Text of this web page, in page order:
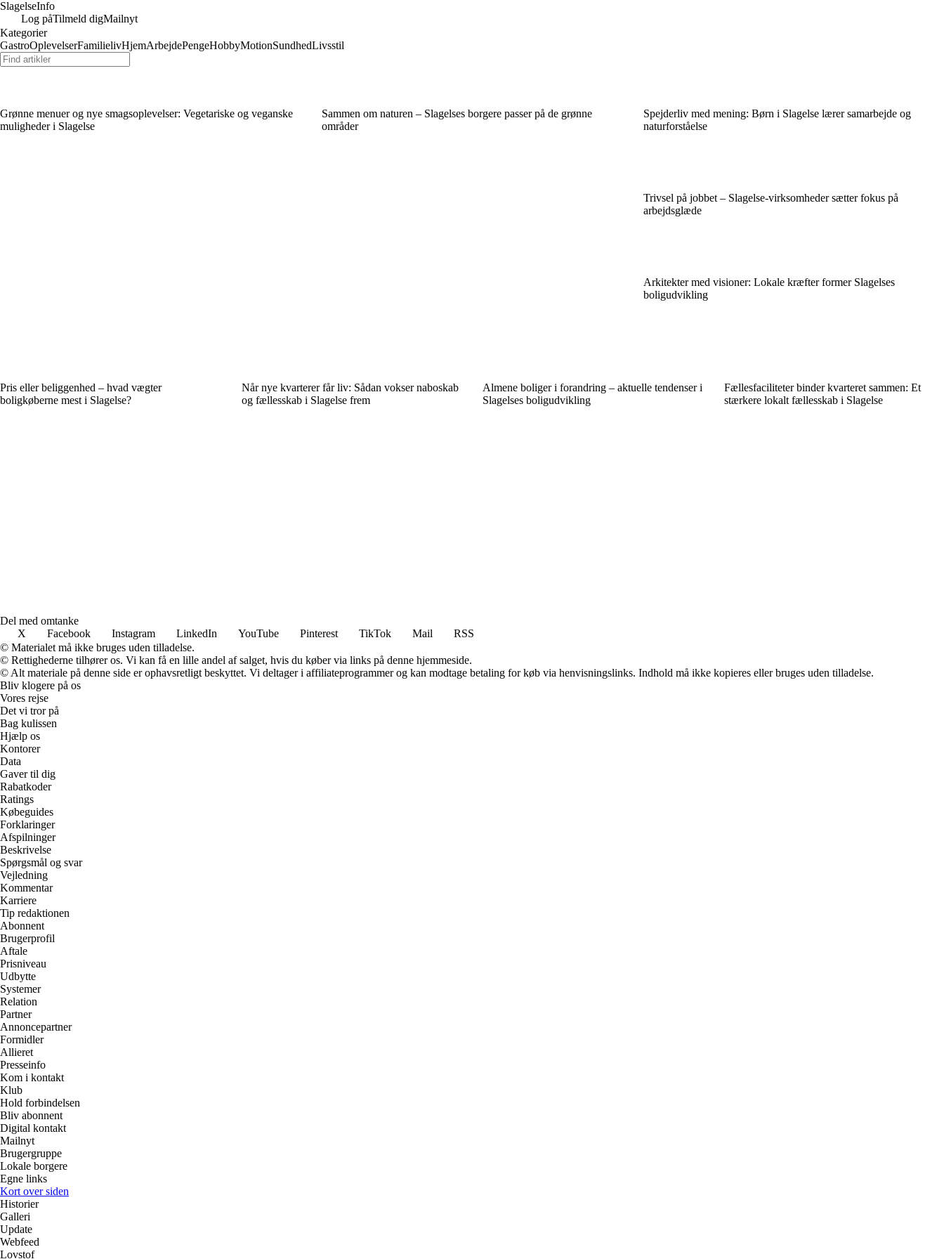
SlagelseInfo
Log påTilmeld digMailnyt
Kategorier
GastroOplevelserFamilielivHjemArbejdePengeHobbyMotionSundhedLivsstil
Grønne menuer og nye smagsoplevelser: Vegetariske og veganske
muligheder i Slagelse
Sammen om naturen – Slagelses borgere passer på de grønne
områder
Spejderliv med mening: Børn i Slagelse lærer samarbejde og
naturforståelse
Trivsel på jobbet – Slagelse-virksomheder sætter fokus på
arbejdsglæde
Arkitekter med visioner: Lokale kræfter former Slagelses
boligudvikling
Pris eller beliggenhed – hvad vægter
boligkøberne mest i Slagelse?
Når nye kvarterer får liv: Sådan vokser naboskab
og fællesskab i Slagelse frem
Almene boliger i forandring – aktuelle tendenser i
Slagelses boligudvikling
Fællesfaciliteter binder kvarteret sammen: Et
stærkere lokalt fællesskab i Slagelse
Del med omtanke
X
Facebook Instagram LinkedIn YouTube Pinterest TikTok Mail
RSS
© Materialet må ikke bruges uden tilladelse.
© Rettighederne tilhører os. Vi kan få en lille andel af salget, hvis du køber via links på denne hjemmeside.
© Alt materiale på denne side er ophavsretligt beskyttet. Vi deltager i affiliateprogrammer og kan modtage betaling for køb via henvisningslinks. Indhold må ikke kopieres eller bruges uden tilladelse.
Bliv klogere på os
Vores rejse
Det vi tror på
Bag kulissen
Hjælp os
Kontorer
Data
Gaver til dig
Rabatkoder
Ratings
Købeguides
Forklaringer
Afspilninger
Beskrivelse
Spørgsmål og svar
Vejledning
Kommentar
Karriere
Tip redaktionen
Abonnent
Brugerprofil
Aftale
Prisniveau
Udbytte
Systemer
Relation
Partner
Annoncepartner
Formidler
Allieret
Presseinfo
Kom i kontakt
Klub
Hold forbindelsen
Bliv abonnent
Digital kontakt
Mailnyt
Brugergruppe
Lokale borgere
Egne links
Kort over siden
Historier
Galleri
Update
Webfeed
Lovstof